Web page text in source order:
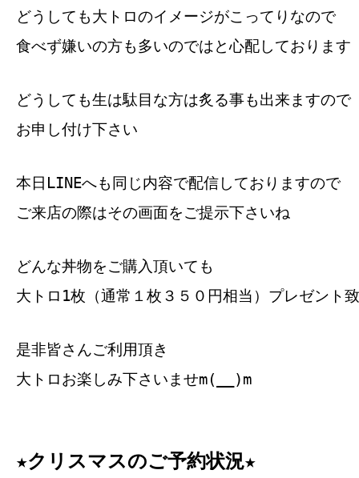
どうしても大トロのイメージがこってりなので
食べず嫌いの方も多いのではと心配しております
どうしても生は駄目な方は炙る事も出来ますので
お申し付け下さい
本日LINEへも同じ内容で配信しておりますので
ご来店の際はその画面をご提示下さいね
どんな丼物をご購入頂いても
大トロ1枚（通常１枚３５０円相当）プレゼント
是非皆さんご利用頂き
大トロお楽しみ下さいませm(__)m
★クリスマスのご予約状況★